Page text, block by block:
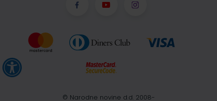
© Narodne novine d.d. 2008-